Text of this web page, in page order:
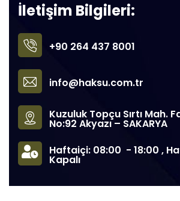
İletişim Bilgileri:
+90 264 437 8001
info@haksu.com.tr
Kuzuluk Topçu Sırtı Mah.
No:92 Akyazı – SAKARYA
Haftaiçi: 08:00 - 18:00 ,
Kapalı